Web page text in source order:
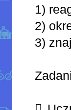
1)
2)
3)